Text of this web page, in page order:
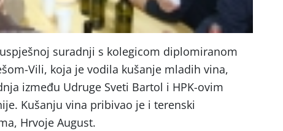
suradnji s kolegicom diplomiranom
Vili, koja je vodila kušanje mladih vina,
između Udruge Sveti Bartol i HPK-ovim
Kušanju vina pribivao je i terenski
Hrvoje August.